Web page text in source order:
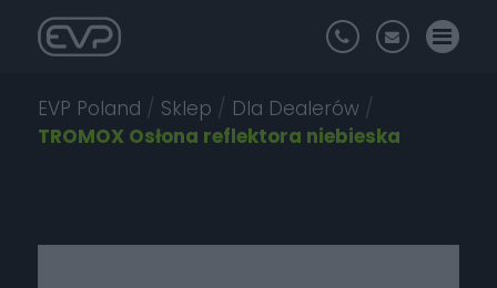
EVP Poland / Sklep / Dla Dealerów /
TROMOX Osłona reflektora niebieska